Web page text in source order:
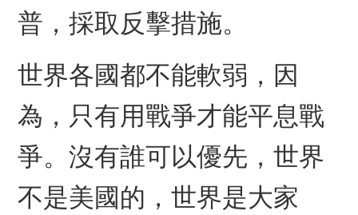
普，採取反擊措施。
世界各國都不能軟弱，因
為，只有用戰爭才能平息戰
爭。沒有誰可以優先，世界
不是美國的，世界是大家